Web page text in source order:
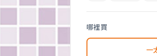
哪裡買
一